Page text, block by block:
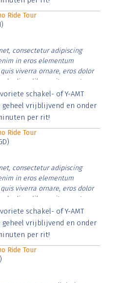
Ride Tour
consectetur adipiscing
in eros elementum
viverra ornare, eros dolor
diam libero vitae erat.
cursus id rutrum lorem
risus tristique posuere.
schakel- of Y-AMT
geheel vrijblijvend en onder
per rit!
Ride Tour
consectetur adipiscing
in eros elementum
viverra ornare, eros dolor
diam libero vitae erat.
cursus id rutrum lorem
risus tristique posuere.
schakel- of Y-AMT
geheel vrijblijvend en onder
per rit!
Ride Tour